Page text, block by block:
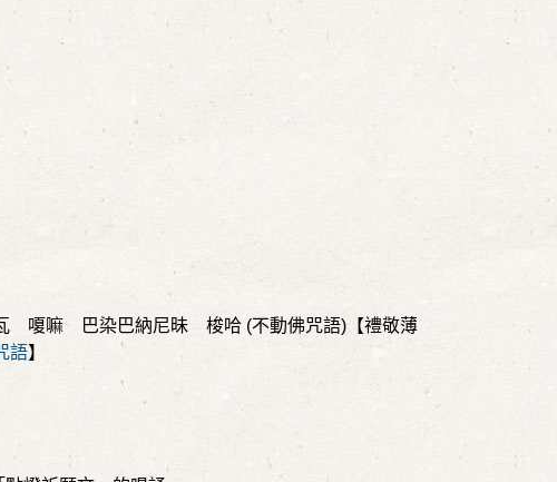
嗄嘛 巴染巴納尼昧 梭哈 (不動佛咒語) 【禮敬薄
語】